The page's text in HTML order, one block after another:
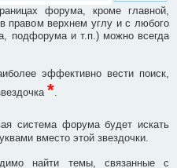
форума, кроме главной,
правом верхнем углу и с любого
подфорума и т.п.) можно всегда
эффективно вести поиск,
*
система форума будет искать
вместо этой звездочки.
найти темы, связанные с